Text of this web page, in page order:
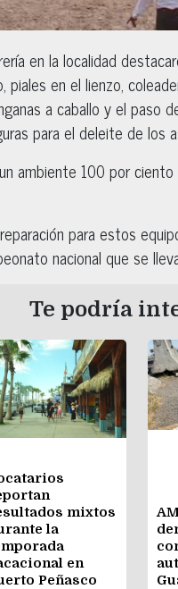
en la localidad
piales en el lienzo,
a caballo y el paso
para el deleite de los
ambiente 100 por
para estos
nacional que se
Te podría
mixtos
la
en
Peñasco